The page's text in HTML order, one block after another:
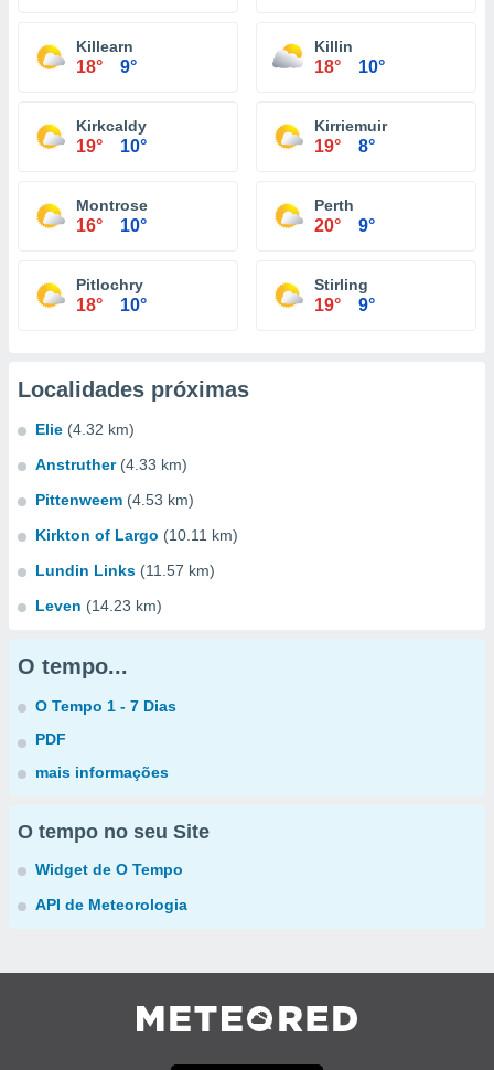
Killearn
18° 9°
Killin
18° 10°
Kirkcaldy
19° 10°
Kirriemuir
19° 8°
Montrose
16° 10°
Perth
20° 9°
Pitlochry
18° 10°
Stirling
19° 9°
Localidades próximas
Elie (4.32 km)
Anstruther (4.33 km)
Pittenweem (4.53 km)
Kirkton of Largo (10.11 km)
Lundin Links (11.57 km)
Leven (14.23 km)
O tempo...
O Tempo 1 - 7 Dias
PDF
mais informações
O tempo no seu Site
Widget de O Tempo
API de Meteorologia